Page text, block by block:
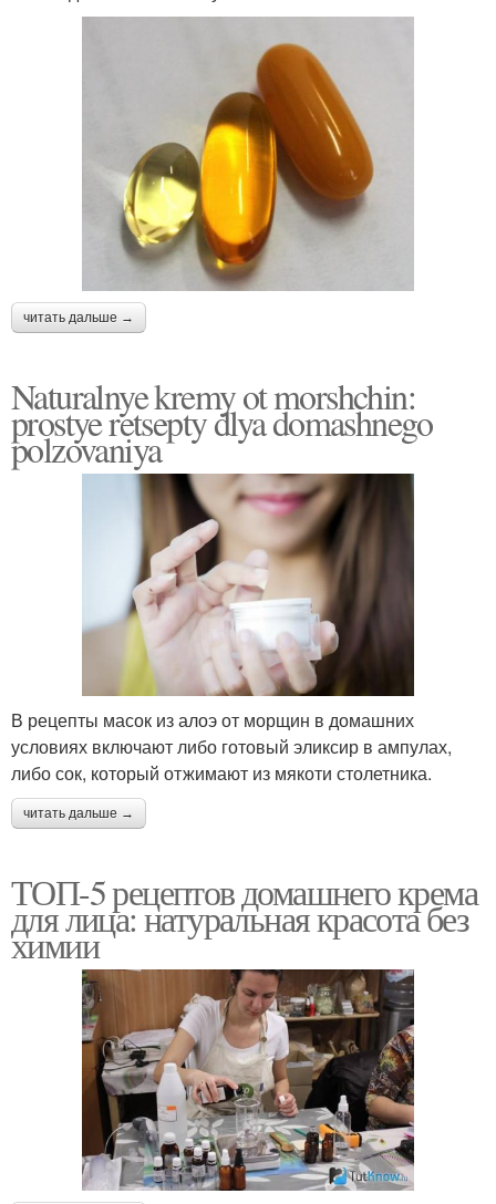
читать дальше →
Naturalnye kremy ot morshchin:
prostye retsepty dlya domashnego
polzovaniya
В рецепты масок из алоэ от морщин в домашних
условиях включают либо готовый эликсир в ампулах,
либо сок, который отжимают из мякоти столетника.
читать дальше →
ТОП-5 рецептов домашнего крема
для лица: натуральная красота без
химии